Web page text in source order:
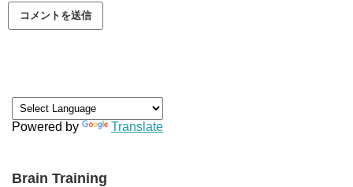
Powered by Translate
Brain Training